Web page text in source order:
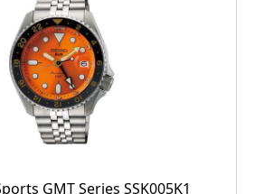
GMT Series SSK005K1